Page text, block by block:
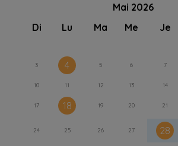
Mai 2026
Di
Lu Ma Me Je
3 4 5 6 7
10 11 12 13 14
17 18 19 20 21
24 25 26 27 28